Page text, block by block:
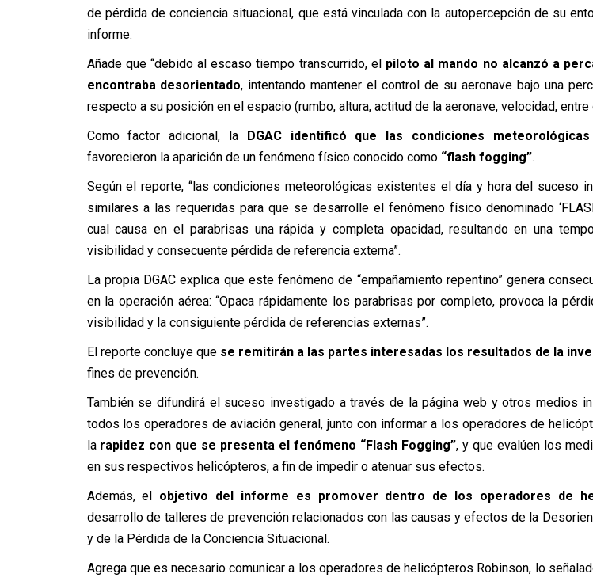
de pérdida de conciencia situacional, que está vinculada con la autopercepción de su
informe.
Añade que “debido al escaso tiempo transcurrido, el piloto al mando no alcanzó a
encontraba desorientado, intentando mantener el control de su aeronave bajo una
respecto a su posición en el espacio (rumbo, altura, actitud de la aeronave, velocidad, entre
Como factor adicional, la DGAC identificó que las condiciones meteorológicas
favorecieron la aparición de un fenómeno físico conocido como “flash fogging”.
Según el reporte, “las condiciones meteorológicas existentes el día y hora del suceso
similares a las requeridas para que se desarrolle el fenómeno físico denominado
cual causa en el parabrisas una rápida y completa opacidad, resultando en una
visibilidad y consecuente pérdida de referencia externa”.
La propia DGAC explica que este fenómeno de “empañamiento repentino” genera
en la operación aérea: “Opaca rápidamente los parabrisas por completo, provoca la
visibilidad y la consiguiente pérdida de referencias externas”.
El reporte concluye que se remitirán a las partes interesadas los resultados de la
fines de prevención.
También se difundirá el suceso investigado a través de la página web y otros medios
todos los operadores de aviación general, junto con informar a los operadores de
la rapidez con que se presenta el fenómeno “Flash Fogging”, y que evalúen los
en sus respectivos helicópteros, a fin de impedir o atenuar sus efectos.
Además, el objetivo del informe es promover dentro de los operadores de
desarrollo de talleres de prevención relacionados con las causas y efectos de la
y de la Pérdida de la Conciencia Situacional.
Agrega que es necesario comunicar a los operadores de helicópteros Robinson, lo